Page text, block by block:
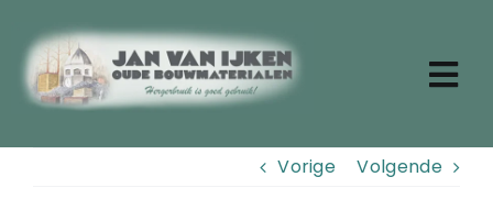
naar
inhoud
Vorige Volgende